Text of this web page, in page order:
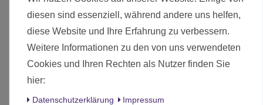
diesen sind essenziell, während andere uns helfen,
diese Website und Ihre Erfahrung zu verbessern.
Weitere Informationen zu den von uns verwendeten
Cookies und Ihren Rechten als Nutzer finden Sie
hier:
Daten­schutz­erklärung Impressum